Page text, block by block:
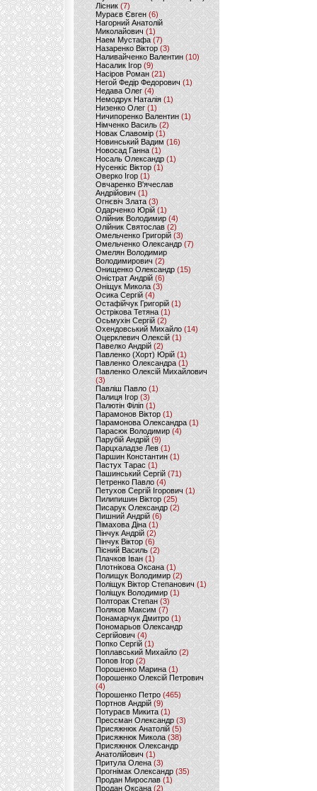
Лісник (7)
Мураєв Євген(6)
Нагорний Анатолій
Миколайович (1)
Наем Мустафа (7)
Назаренко Віктор (3)
Наливайченко Валентин (10)
Насалик Ігор(9)
Насіров Роман (21)
Негой Федір Федорович(1)
Недава Олег(4)
Немодрук Наталія(1)
Низенко Олег (1)
Ничипоренко Валентин (1)
Німченко Василь (2)
Новак Славомір (1)
Новинський Вадим (16)
Новосад Ганна (1)
Носаль Олександр (1)
Нусенкіс Віктор (1)
Оверко Ігор (1)
Овчаренко В'ячеслав
Андрійович(1)
Огнєвіч Злата (3)
Одарченко Юрій(1)
Олійник Володимир (4)
Олійник Святослав (2)
Омельченко Григорій (3)
Омельченко Олександр(7)
Омелян Володимир
Володимирович (2)
Онищенко Олександр (15)
Оністрат Андрій (6)
Оніщук Микола (3)
Осика Сергій(4)
Остафійчук Григорій(1)
Острікова Тетяна (1)
Осьмухін Сергій (2)
Охендовський Михайло (14)
Оцерклевич Олексій (1)
Павелко Андрій (2)
Павленко (Хорт) Юрій (1)
Павленко Олександра (1)
Павленко Олексій Михайлович
(3)
Павліш Павло(1)
Палиця Ігор (3)
Палютін Філіп(1)
Парамонов Віктор (1)
Парамонова Олександра(1)
Парасюк Володимир(4)
Парубій Андрій (9)
Парцхаладзе Лев (1)
Паршин Константин(1)
Пастух Тарас (1)
Пашинський Сергій (71)
Петренко Павло (4)
Петухов Сергій Ігорович (1)
Пилипишин Віктор(25)
Писарук Олександр(2)
Пишний Андрій (6)
Пімахова Діна(1)
Пінчук Андрій(2)
Пінчук Віктор (6)
Пісний Василь (2)
Плачков Іван(1)
Плотнікова Оксана (1)
Полищук Володимир(2)
Поліщук Віктор Степанович(1)
Поліщук Володимир (1)
Полторак Степан(3)
Поляков Максим (7)
Понамарчук Дмитро (1)
Пономарьов Олександр
Сергійович(4)
Попко Сергій (1)
Поплавський Михайло (2)
Попов Ігор(2)
Порошенко Марина (1)
Порошенко Олексій Петрович
(4)
Порошенко Петро (465)
Портнов Андрій (9)
Потураєв Микита(1)
Прессман Олександр(3)
Присяжнюк Анатолій (5)
Присяжнюк Микола (38)
Присяжнюк Олександр
Анатолійович (1)
Притула Олена (3)
Прогнімак Олександр(35)
Продан Мирослав(1)
Продан Оксана (2)